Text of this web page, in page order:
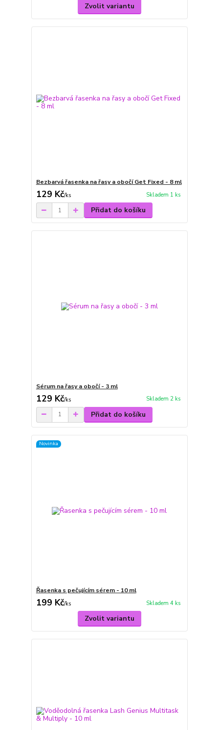
Zvolit variantu
Bezbarvá řasenka na řasy a obočí Get Fixed - 8 ml
129 Kč/ks Skladem 1 ks
Přidat do košíku
Sérum na řasy a obočí - 3 ml
129 Kč/ks Skladem 2 ks
Přidat do košíku
Novinka
Řasenka s pečujícím sérem - 10 ml
199 Kč/ks Skladem 4 ks
Zvolit variantu